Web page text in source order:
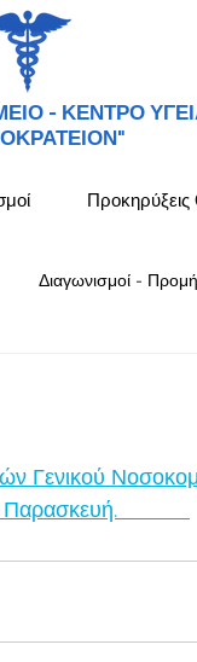
- ΚΕΝΤΡΟ
Διαγωνισμοί -
Γενικού
Παρασκευή.